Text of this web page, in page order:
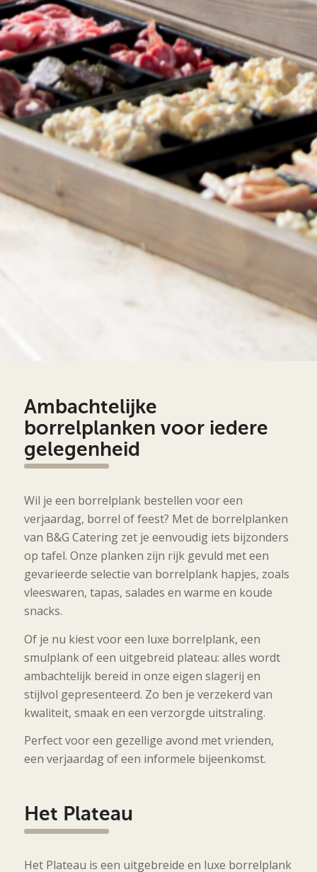
Ambachtelijke
borrelplanken voor iedere
gelegenheid
Wil je een borrelplank bestellen voor een
verjaardag, borrel of feest? Met de borrelplanken
van B&G Catering zet je eenvoudig iets bijzonders
op tafel. Onze planken zijn rijk gevuld met een
gevarieerde selectie van borrelplank hapjes, zoals
vleeswaren, tapas, salades en warme en koude
snacks.
Of je nu kiest voor een luxe borrelplank, een
smulplank of een uitgebreid plateau: alles wordt
ambachtelijk bereid in onze eigen slagerij en
stijlvol gepresenteerd. Zo ben je verzekerd van
kwaliteit, smaak en een verzorgde uitstraling.
Perfect voor een gezellige avond met vrienden,
een verjaardag of een informele bijeenkomst.
Het Plateau
Het Plateau is een uitgebreide en luxe borrelplank